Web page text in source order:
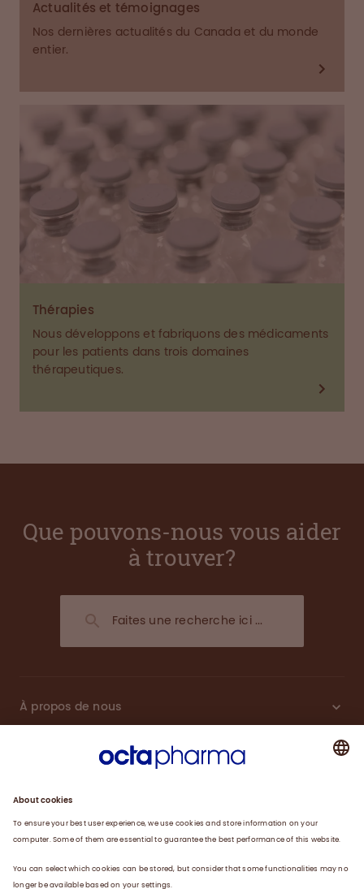
Actualités et témoignages
Nos dernières actualités du Canada et du monde
entier.
Thérapies
Nous développons et fabriquons des médicaments
pour les patients dans trois domaines
thérapeutiques.
Que pouvons-nous vous aider
à trouver?
À propos de nous
Thérapies
Travailler avec nous
Actualités